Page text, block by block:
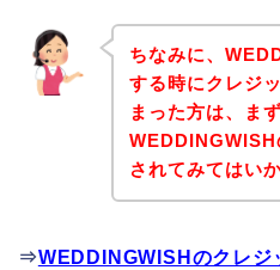
ちなみに、
する時にクレジ
まった方は、ま
WEDDINGWISH
されてみてはい
⇒WEDDINGWISHのクレジ